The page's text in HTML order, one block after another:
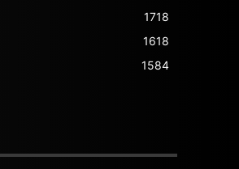
1718
1618
1584